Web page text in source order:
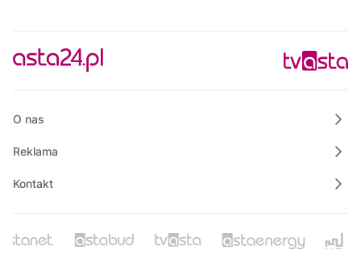
O nas
Reklama
Kontakt